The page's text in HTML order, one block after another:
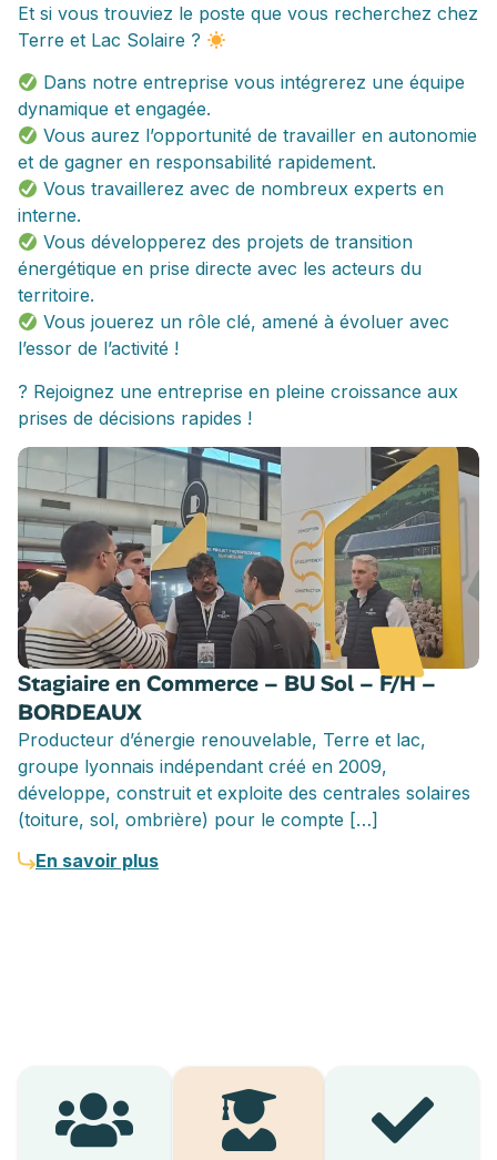
Et si vous trouviez le poste que vous recherchez chez
Terre et Lac Solaire ?
Dans notre entreprise vous intégrerez une équipe
dynamique et engagée.
Vous aurez l’opportunité de travailler en autonomie
et de gagner en responsabilité rapidement.
Vous travaillerez avec de nombreux experts en
interne.
Vous développerez des projets de transition
énergétique en prise directe avec les acteurs du
territoire.
Vous jouerez un rôle clé, amené à évoluer avec
l’essor de l’activité !
? Rejoignez une entreprise en pleine croissance aux
prises de décisions rapides !
Stagiaire en Commerce – BU Sol – F/H –
BORDEAUX
Producteur d’énergie renouvelable, Terre et lac,
groupe lyonnais indépendant créé en 2009,
développe, construit et exploite des centrales solaires
(toiture, sol, ombrière) pour le compte […]
En savoir plus